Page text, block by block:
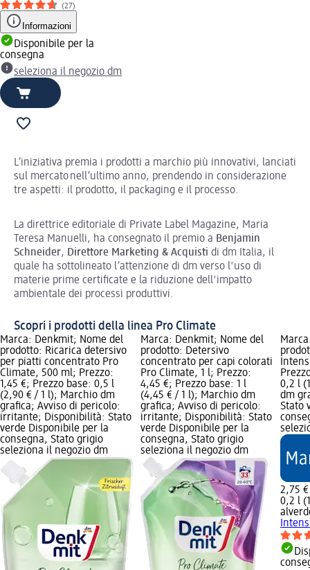
(27)
Informazioni
Disponibile per la
consegna
seleziona il negozio dm
L’iniziativa premia i prodotti a marchio più innovativi, lanciati
sul mercato nell’ultimo anno, prendendo in considerazione
tre aspetti: il prodotto, il packaging e il processo.
La direttrice editoriale di Private Label Magazine, Maria
Teresa Manuelli, ha consegnato il premio a Benjamin
Schneider, Direttore Marketing & Acquisti di dm Italia, il
quale ha sottolineato l’attenzione di dm verso l'uso di
materie prime certificate e la riduzione dell'impatto
ambientale dei processi produttivi.
Scopri i prodotti della linea Pro Climate
Marca: Denkmit; Nome del
prodotto: Ricarica detersivo
per piatti concentrato Pro
Climate, 500 ml; Prezzo:
1,45 €; Prezzo base: 0,5 l
(2,90 € / 1 l); Marchio dm
grafica; Avviso di pericolo:
irritante; Disponibilità: Stato
verde Disponibile per la
consegna, Stato grigio
seleziona il negozio dm
Marca: Denkmit; Nome del
prodotto: Detersivo
concentrato per capi colorati
Pro Climate, 1 l; Prezzo:
4,45 €; Prezzo base: 1 l
(4,45 € / 1 l); Marchio dm
grafica; Avviso di pericolo:
irritante; Disponibilità: Stato
verde Disponibile per la
consegna, Stato grigio
seleziona il negozio dm
0,2 l
dm
Stato
2,75 €
0,2 l